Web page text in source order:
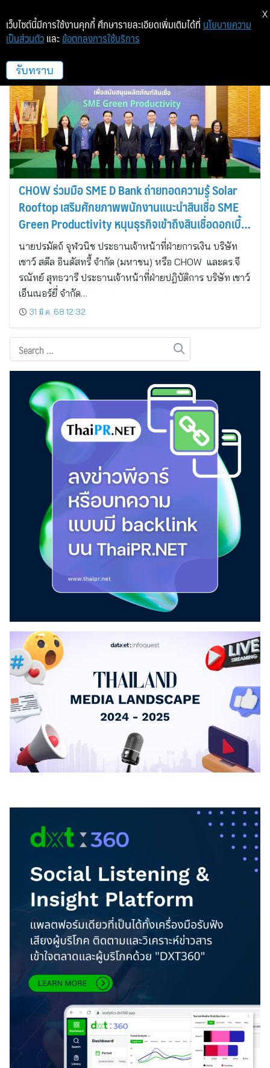
เชาว์ เอ็นเนอร์ยี่
CHOW ร่วมมือ SME D Bank ถ่ายทอดความรู้ Solar
Rooftop เสริมศักยภาพพนักงานแนะนำสินเชื่อ SME
Green Productivity หนุนธุรกิจเข้าถึงสินเชื่อดอกเบี้ย
พิเศษ
นายปรมัตถ์ จุฬวนิช ประธานเจ้าหน้าที่ฝ่ายการเงิน บริษัท
เชาว์ สตีล อินดัสทรี้ จำกัด (มหาชน) หรือ CHOW และดร.จี
รณัทย์ สุทธวารี ประธานเจ้าหน้าที่ฝ่ายปฎิบัติการ บริษัท เชาว์
เอ็นเนอร์ยี่ จำกัด…
31 มี.ค. 68 12:32
เว็บไซต์นี้มีการใช้งานคุกกี้ ศึกษารายละเอียดเพิ่มเติมได้ที่ นโยบายความ
เป็นส่วนตัว และ ข้อตกลงการใช้บริการ
รับทราบ
X